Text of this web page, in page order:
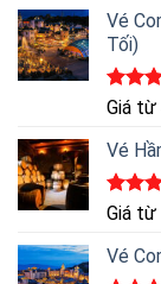
Vé
Tối)
Được
5 sao
Giá từ
Vé
Được
5 sao
Giá từ
Vé